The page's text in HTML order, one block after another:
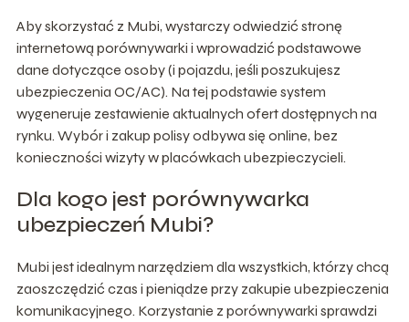
Aby skorzystać z Mubi, wystarczy odwiedzić stronę
internetową porównywarki i wprowadzić podstawowe
dane dotyczące osoby (i pojazdu, jeśli poszukujesz
ubezpieczenia OC/AC). Na tej podstawie system
wygeneruje zestawienie aktualnych ofert dostępnych na
rynku. Wybór i zakup polisy odbywa się online, bez
konieczności wizyty w placówkach ubezpieczycieli.
Dla kogo jest porównywarka
ubezpieczeń Mubi?
Mubi jest idealnym narzędziem dla wszystkich, którzy chcą
zaoszczędzić czas i pieniądze przy zakupie ubezpieczenia
komunikacyjnego. Korzystanie z porównywarki sprawdzi